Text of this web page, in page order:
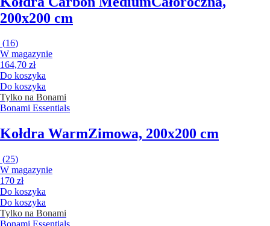
200x200 cm
(16)
W magazynie
164,70 zł
Do koszyka
Do koszyka
Tylko na Bonami
Bonami Essentials
Kołdra WarmZimowa, 200x200 cm
(25)
W magazynie
170 zł
Do koszyka
Do koszyka
Tylko na Bonami